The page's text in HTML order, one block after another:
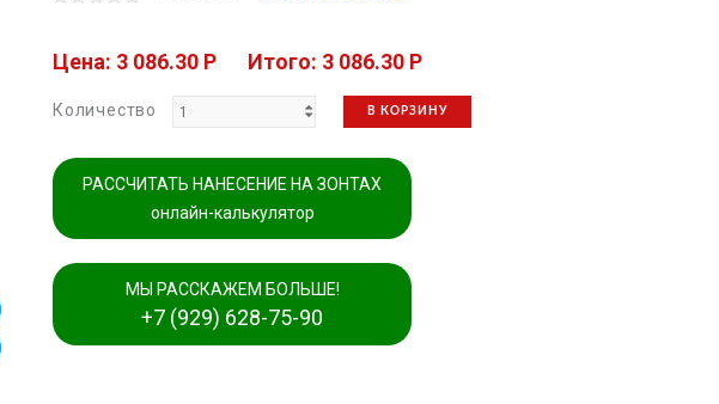
Цена: 3 086.30 P Итого: 3 086.30 P
Количество В КОРЗИНУ
РАССЧИТАТЬ НАНЕСЕНИЕ НА ЗОНТАХ
онлайн-калькулятор
МЫ РАССКАЖЕМ БОЛЬШЕ!
+7 (929) 628-75-90